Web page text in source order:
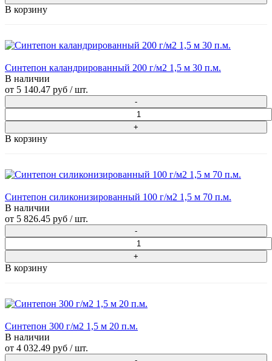
В корзину
Синтепон каландрированный 200 г/м2 1,5 м 30 п.м.
В наличии
от 5 140.47 руб / шт.
В корзину
Синтепон силиконизированный 100 г/м2 1,5 м 70 п.м.
В наличии
от 5 826.45 руб / шт.
В корзину
Синтепон 300 г/м2 1,5 м 20 п.м.
В наличии
от 4 032.49 руб / шт.